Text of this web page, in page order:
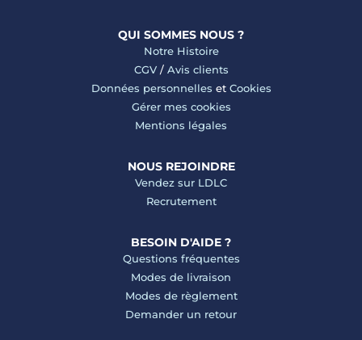
QUI SOMMES NOUS ?
Notre Histoire
CGV/ Avis clients
Données personnelles et Cookies
Gérer mes cookies
Mentions légales
NOUS REJOINDRE
Vendez sur LDLC
Recrutement
BESOIN D'AIDE ?
Questions fréquentes
Modes de livraison
Modes de règlement
Demander un retour